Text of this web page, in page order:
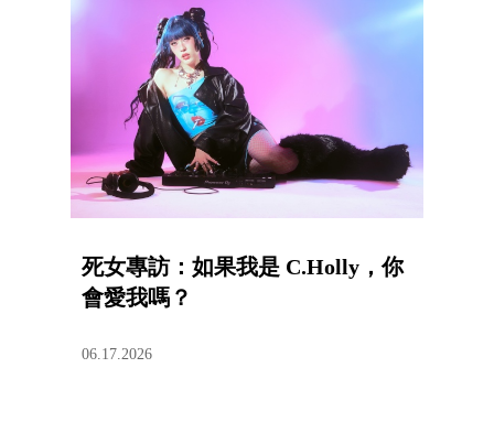
死女專訪：如果我是 C.Holly，你
會愛我嗎？
06.17.2026